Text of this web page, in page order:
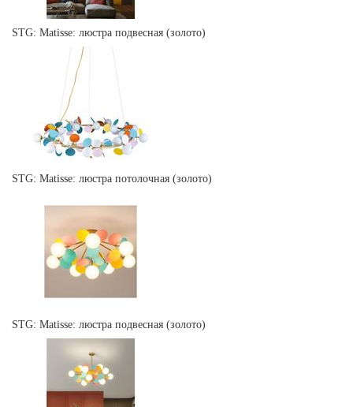
STG: Matisse: люстра подвесная (золото)
STG: Matisse: люстра потолочная (золото)
STG: Matisse: люстра подвесная (золото)